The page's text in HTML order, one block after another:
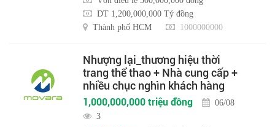
DT 1,200,000,000 Tỷ đồng
Thành phố HCM
1000000000
Nhượng lại_thương hiệu thời
trang thể thao + Nhà cung cấp +
nhiều chục nghìn khách hàng
1,000,000,000 triệu đồng
06/08
3